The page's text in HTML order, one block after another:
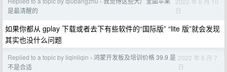
›
是最清醒的
日
如果你都从 gplay 下载或者去下有些软件的“国际版” “lite 版”就会发现
其实也没什么问题
Replied to a topic by liqinliqin › 鸿蒙开发板及培训价格 39.9 是
不是合适
2022 年 6 月 7
日